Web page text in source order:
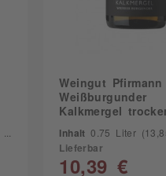
Weingut
Weißburgunder
Kalkmergel
Inhalt0.75 Liter
(13,85
Lieferbar
10,39 €